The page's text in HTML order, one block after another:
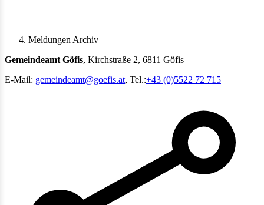
Meldungen Archiv
Gemeindeamt Göfis, Kirchstraße 2, 6811 Göfis
E-Mail: gemeindeamt@goefis.at, Tel.:+43 (0)5522 72 715